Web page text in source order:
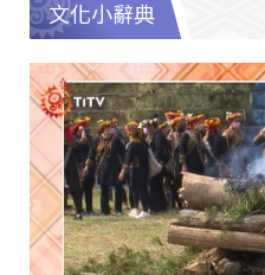
文化小辭典